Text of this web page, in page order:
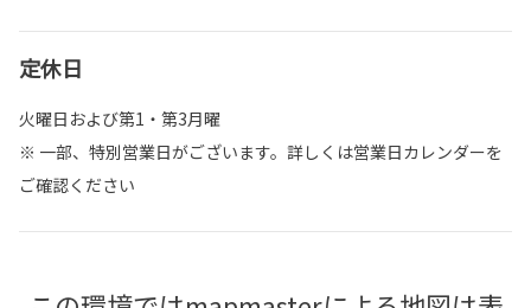
定休日
火曜日および第1・第3月曜
※ 一部、特別営業日がございます。詳しくは営業日カレンダーを
ご確認ください